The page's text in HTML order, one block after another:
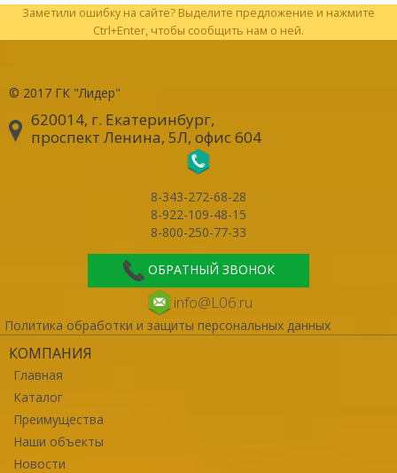
Заметили ошибку на сайте? Выделите предложение и нажмите
Ctrl+Enter, чтобы сообщить нам о ней.
© 2017 ГК "Лидер"
620014, г. Екатеринбург,
проспект Ленина, 5Л, офис 604
8-343-272-68-28
8-922-109-48-15
8-800-250-77-33
ОБРАТНЫЙ ЗВОНОК
info@L06.ru
Политика обработки и защиты персональных данных
КОМПАНИЯ
Главная
Каталог
Преимущества
Наши объекты
Новости